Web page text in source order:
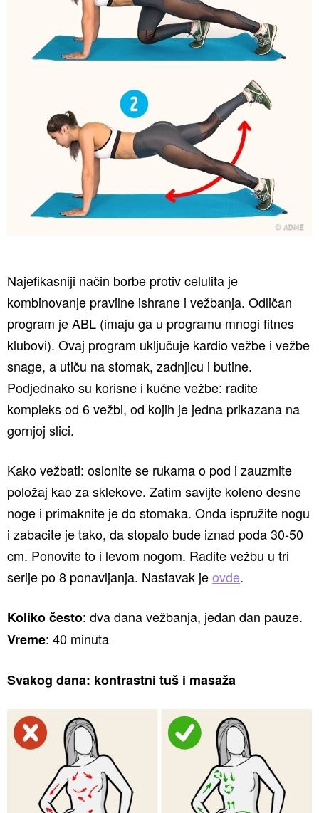
Najefikasniji način borbe protiv celulita je
kombinovanje pravilne ishrane i vežbanja. Odličan
program je ABL (imaju ga u programu mnogi fitnes
klubovi). Ovaj program uključuje kardio vežbe i vežbe
snage, a utiču na stomak, zadnjicu i butine.
Podjednako su korisne i kućne vežbe: radite
kompleks od 6 vežbi, od kojih je jedna prikazana na
gornjoj slici.
Kako vežbati: oslonite se rukama o pod i zauzmite
položaj kao za sklekove. Zatim savijte koleno desne
noge i primaknite je do stomaka. Onda ispružite nogu
i zabacite je tako, da stopalo bude iznad poda 30-50
cm. Ponovite to i levom nogom. Radite vežbu u tri
serije po 8 ponavljanja. Nastavak jeovde.
Koliko često: dva dana vežbanja, jedan dan pauze.
Vreme: 40 minuta
Svakog dana: kontrastni tuš i masaža